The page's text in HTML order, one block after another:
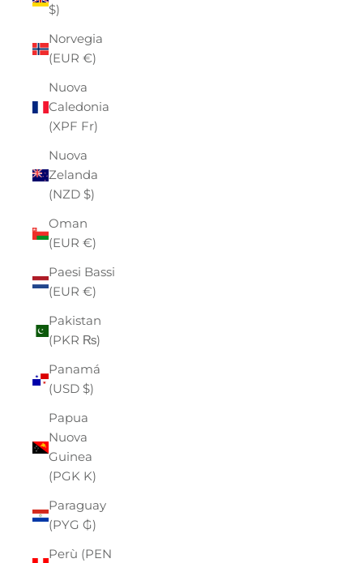
$)
Norvegia
(EUR €)
Nuova
Caledonia
(XPF Fr)
Nuova
Zelanda
(NZD $)
Oman
(EUR €)
Paesi Bassi
(EUR €)
Pakistan
(PKR ₨)
Panamá
(USD $)
Papua
Nuova
Guinea
(PGK K)
Paraguay
(PYG ₲)
Perù (PEN